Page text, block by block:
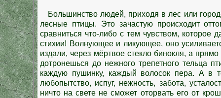
Большинство людей, приходя в лес или
лесные птицы. Это зачастую происходит
сравниться что-либо с тем чувством,
стихии! Волнующее и ликующее, оно
издали, через мёртвое стекло бинокля, а
дотронешься до нежного трепетного тельца
каждую пушинку, каждый волосок пера. А в
любопытство, испуг, нежность, забота,
ничто на свете не сможет оторвать его от